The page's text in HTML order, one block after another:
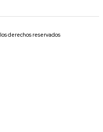
derechos reservados